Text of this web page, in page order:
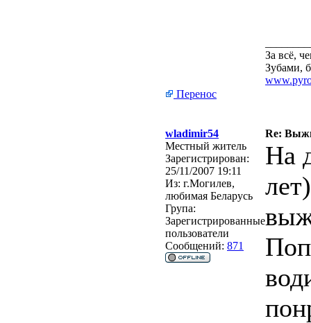
За всё,
Зубами,
Перенос
wladimir54
Re:
Местный житель
Зарегистрирован:
25/11/2007 19:11
Из: г.Могилев,
любимая Беларусь
Група:
Зарегистрированные
пользователи
Сообщений: 871
На